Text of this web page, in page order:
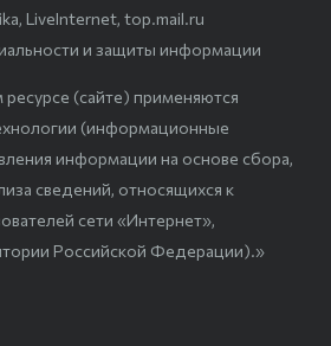
LiveInternet, top.mail.ru
и защиты информации
(сайте) применяются
(информационные
информации на основе сбора,
сведений, относящихся к
сети «Интернет»,
Российской Федерации).»